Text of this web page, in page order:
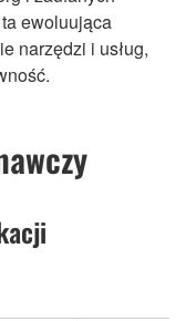
ewoluująca
narzędzi i usług,